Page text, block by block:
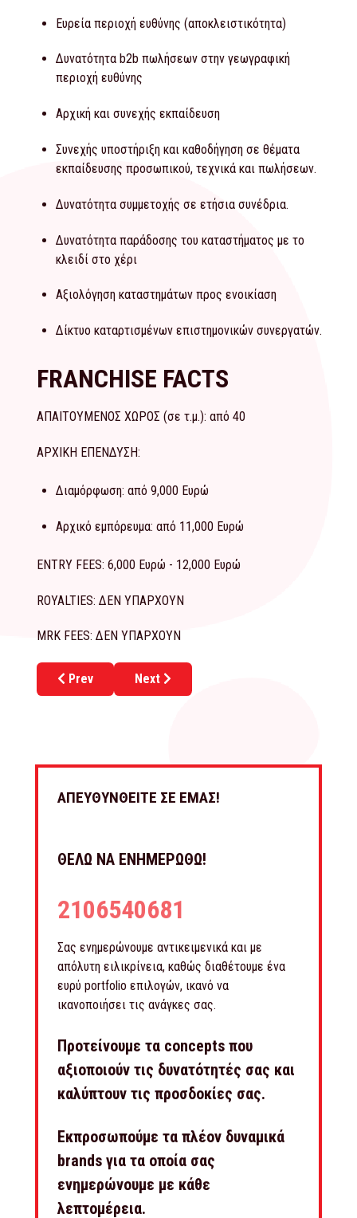
Ευρεία περιοχή ευθύνης (αποκλειστικότητα)
Δυνατότητα b2b πωλήσεων στην γεωγραφική
περιοχή ευθύνης
Αρχική και συνεχής εκπαίδευση
Συνεχής υποστήριξη και καθοδήγηση σε θέματα
εκπαίδευσης προσωπικού, τεχνικά και πωλήσεων.
Δυνατότητα συμμετοχής σε ετήσια συνέδρια.
Δυνατότητα παράδοσης του καταστήματος με το
κλειδί στο χέρι
Αξιολόγηση καταστημάτων προς ενοικίαση
Δίκτυο καταρτισμένων επιστημονικών συνεργατών.
FRANCHISE FACTS
ΑΠΑΙΤΟΥΜΕΝΟΣ ΧΩΡΟΣ (σε τ.μ.): από 40
ΑΡΧΙΚΗ ΕΠΕΝΔΥΣΗ:
Διαμόρφωση: από 9,000 Ευρώ
Αρχικό εμπόρευμα: από 11,000 Ευρώ
ENTRY FEES: 6,000 Ευρώ - 12,000 Ευρώ
ROYALTIES: ΔΕΝ ΥΠΑΡΧΟΥΝ
MRK FEES: ΔΕΝ ΥΠΑΡΧΟΥΝ
Previous article: Το franchise των COFFEEBRANDS
Prev Next article: Νέο κατάστημα για το
Next
ΑΠΕΥΘΥΝΘΕΙΤΕ ΣΕ ΕΜΑΣ!
ΘΕΛΩ ΝΑ ΕΝΗΜΕΡΩΘΩ!
2106540681
Σας ενημερώνουμε αντικειμενικά και με
απόλυτη ειλικρίνεια, καθώς διαθέτουμε ένα
ευρύ portfolio επιλογών, ικανό να
ικανοποιήσει τις ανάγκες σας.
Προτείνουμε τα concepts που
αξιοποιούν τις δυνατότητές σας και
καλύπτουν τις προσδοκίες σας.
Εκπροσωπούμε τα πλέον δυναμικά
brands για τα οποία σας
ενημερώνουμε με κάθε
λεπτομέρεια.